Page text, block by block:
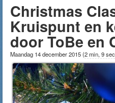
Christmas
Kruispunt en
door ToBe en
Maandag 14 december 2015(2 min, 9 sec